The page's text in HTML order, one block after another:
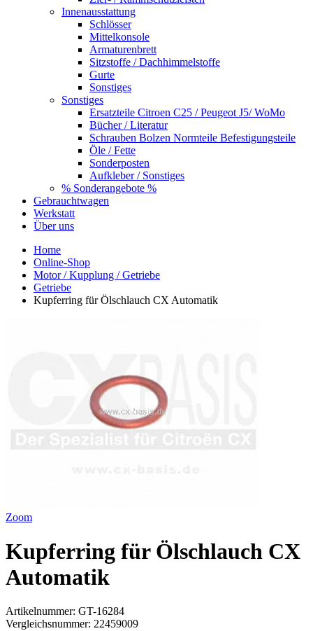
Innenausstattung
Schlösser
Mittelkonsole
Armaturenbrett
Sitzstoffe / Dachhimmelstoffe
Gurte
Sonstiges
Sonstiges
Ersatzteile Citroen C25 / Peugeot J5/ WoMo
Bücher / Literatur
Schrauben Bolzen Normteile Befestigungsteile
Öle / Fette
Sonderposten
Aufkleber / Sonstiges
% Sonderangebote %
Gebrauchtwagen
Werkstatt
Über uns
Home
Online-Shop
Motor / Kupplung / Getriebe
Getriebe
Kupferring für Ölschlauch CX Automatik
Zoom
Kupferring für Ölschlauch CX
Automatik
Artikelnummer: GT-16284
Vergleichsnummer: 22459009